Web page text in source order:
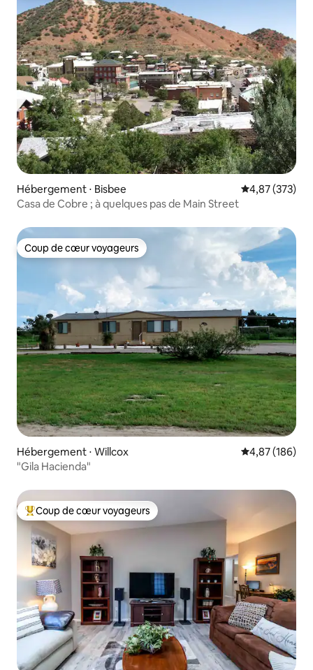
Hébergement ⋅ Bisbee Évaluation
4,87 (373)
Casa de Cobre ; à quelques pas de Main Street
Coup de cœur voyageurs
Coup de cœur voyageurs
Hébergement ⋅ Willcox Évaluation
4,87 (186)
"Gila Hacienda"
Coups de cœur voyageurs les plus appréciés
Coup de cœur voyageurs